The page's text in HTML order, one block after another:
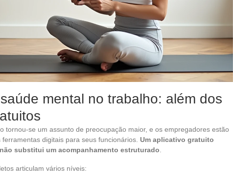
mental no trabalho: além dos
tornou-se um assunto de preocupação maior, e os empregadores estão
digitais para seus funcionários. Um aplicativo gratuito
substitui um acompanhamento estruturado
articulam vários níveis: